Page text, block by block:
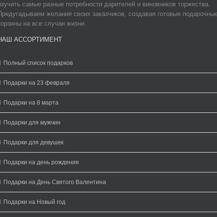
самые разные потребности дарителей и виновников торжества.
желания своих заказчиков, создавая готовые
на все случаи жизни.
АССОРТИМЕНТ
Полный список подарков
Подарки на 23 февраля
Подарки на 8 марта
Подарки для мужчин
Подарки для девушек
Подарки на день рождения
Подарки на День Святого Валентина
Подарки на Новый год